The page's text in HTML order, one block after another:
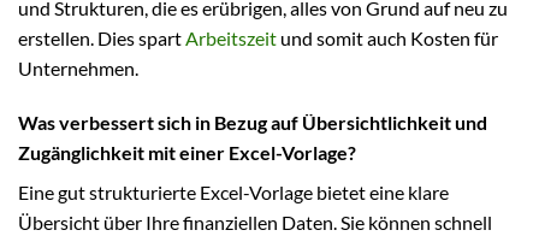
und Strukturen, die es erübrigen, alles von Grund auf neu zu
erstellen. Dies spart Arbeitszeit und somit auch Kosten für
Unternehmen.
Was verbessert sich in Bezug auf Übersichtlichkeit und
Zugänglichkeit mit einer Excel-Vorlage?
Eine gut strukturierte Excel-Vorlage bietet eine klare
Übersicht über Ihre finanziellen Daten. Sie können schnell